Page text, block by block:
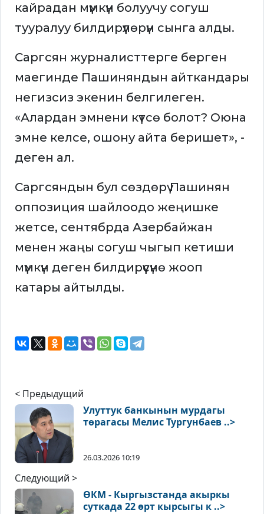
кайрадан мүмкүн болуучу согуш
тууралуу билдирүүлөрүн сынга алды.
Саргсян журналисттерге берген
маегинде Пашиняндын айткандары
негизсиз экенин белгилеген.
«Алардан эмнени күтсө болот? Оюна
эмне келсе, ошону айта беришет», -
деген ал.
Саргсяндын бул сөздөрү Пашинян
оппозиция шайлоодо жеңишке
жетсе, сентябрда Азербайжан
менен жаңы согуш чыгып кетиши
мүмкүн деген билдирүүсүнө жооп
катары айтылды.
< Предыдущий
Улуттук банкынын мурдагы
төрагасы Мелис Тургунбаев ..>
26.03.2026 10:19
Следующий >
ӨКМ - Кыргызстанда акыркы
суткада 22 өрт кырсыгы к ..>